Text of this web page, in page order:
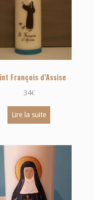
François d’Assise
34€
Lire la suite